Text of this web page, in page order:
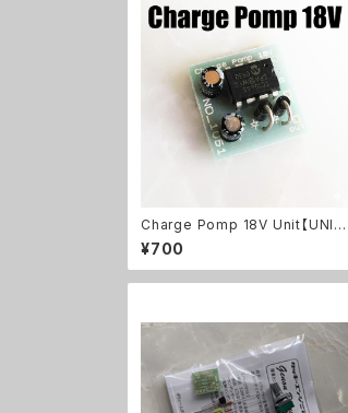
Charge Pomp 18V Unit【UNIT
KIT】
¥700